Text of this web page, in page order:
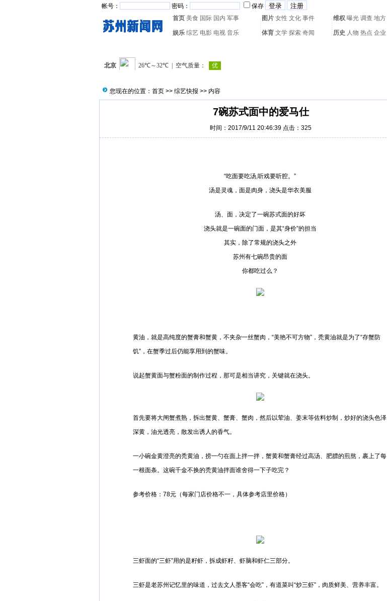
帐号： 密码： 保存
首页 美食 国际 国内 军事 图片 女性 文化 事件 维权 曝光 调查 地方
娱乐 综艺 电影 电视 音乐 体育 文学 探索 奇闻 历史 人物 热点 企业
您现在的位置： 首页 >> 综艺快报 >> 内容
7碗苏式面中的爱马仕
时间：2017/9/11 20:46:39 点击： 325
“吃面要吃汤,听戏要听腔。”
汤是灵魂，面是肉身，浇头是华衣美服
汤、面，决定了一碗苏式面的好坏
浇头就是一碗面的门面，是其“身价”的担当
其实，除了常规的浇头之外
苏州有七碗昂贵的面
你都吃过么？
黄油，就是高纯度的蟹膏和蟹黄，不夹杂一丝蟹肉，“美艳不可方物”，秃黄油就是为了“存蟹防
饥”，在蟹季过后仍能享用到的蟹味。
说起蟹黄面与蟹粉面的制作过程，那可是相当讲究，关键就在浇头。
首先要将大闸蟹煮熟，拆出蟹黄、蟹膏、蟹肉，然后以荤油、姜末等佐料炒制，炒好的浇头色泽
深黄，油光透亮，散发出诱人的香气。
一小碗金黄澄亮的秃黄油，捞一勺在面上拌一拌，蟹黄和蟹膏经过高汤、肥膘的煎熬，裹上了每
一根面条。这碗千金不换的秃黄油拌面谁舍得一下子吃完？
参考价格：78元（每家门店价格不一，具体参考店里价格）
三虾面的“三虾”用的是籽虾，拆成虾籽、虾脑和虾仁三部分。
三虾是老苏州记忆里的味道，过去文人墨客“会吃”，有道菜叫“炒三虾”，肉质鲜美、营养丰富。